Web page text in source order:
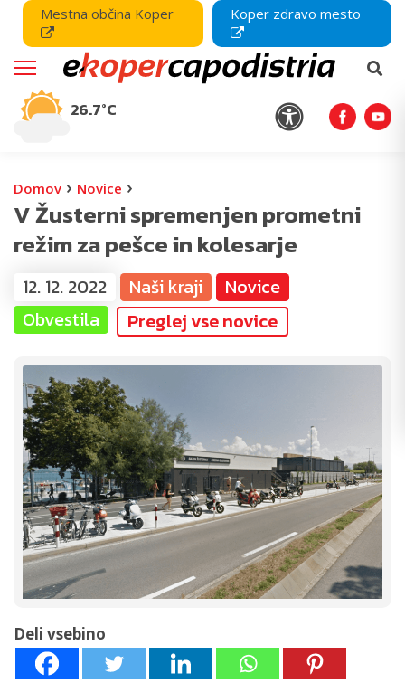
Mestna občina Koper Koper zdravo mesto
26.7°C
Domov › Novice ›
V Žusterni spremenjen prometni
režim za pešce in kolesarje
12. 12. 2022 Naši kraji
Novice
Obvestila
Preglej vse novice
Deli vsebino